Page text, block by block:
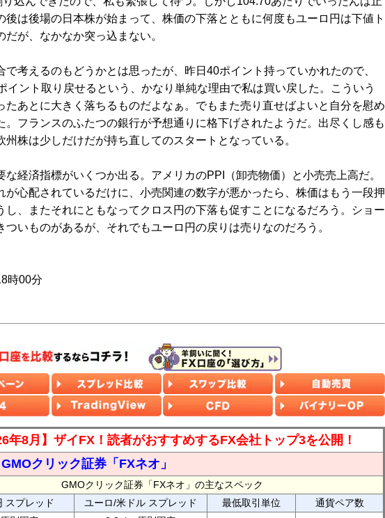
後は後場の日本株が始まって、株価の下落とともに何度もユーロ円は下値ト
だが、なかなか突っ込まない。
考えるのもどうかとは思ったが、昨日40ポイント持っていかれたので、
イント取り戻せるという、かなり単純な理由で私は買い戻した。こういう
たあとに大きく落ちるものだよなぁ。でもまた売り直せばよいと自分を慰め
。フランスのふたつの銀行が予想通りに格下げされたようだ。出尽くし感も
州株は少しだけだが持ち直してのスタートとなっている。
経済指標がいくつか出る。アメリカのPPI（卸売物価）と小売売上高だ。
が心配されているだけに、小売関連の数字が悪かったら、株価はもう一段押
し、またそれにともなってクロス円の下落も促すことになるだろう。ショー
ついものがあるが、それでもユーロ円の戻りは売りなのだろう。
時00分
年8月】ザイFX！読者がおすすめするFX会社トップ3を公開！
GMOクリック証券「FXネオ」
GMOクリック証券「FXネオ」の主なスペック
スプレッド
ユーロ/米ドル スプレッド 最低取引単位
通貨ペア数